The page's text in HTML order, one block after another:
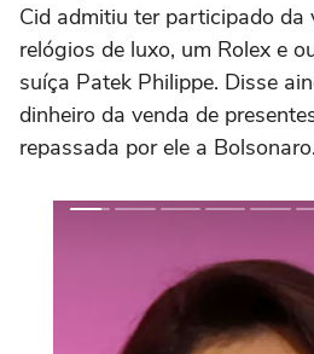
Cid admitiu ter participado da
relógios de luxo, um Rolex e
suíça Patek Philippe. Disse
dinheiro da venda de
repassada por ele a Bolsonaro.